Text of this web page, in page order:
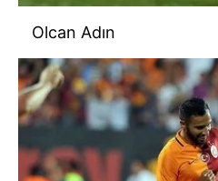
Olcan Adın